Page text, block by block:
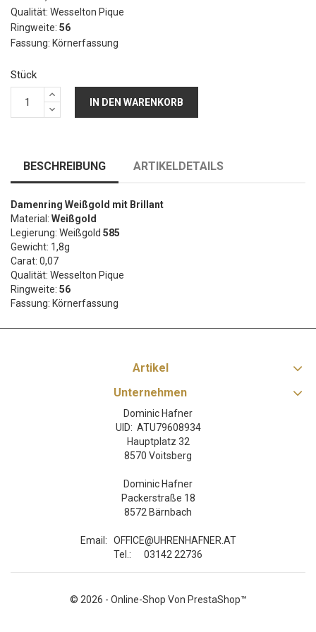
Qualität: Wesselton Pique
Ringweite: 56
Fassung: Körnerfassung
Stück
IN DEN WARENKORB
BESCHREIBUNG ARTIKELDETAILS
Damenring Weißgold mit Brillant
Material: Weißgold
Legierung: Weißgold 585
Gewicht: 1,8g
Carat: 0,07
Qualität: Wesselton Pique
Ringweite: 56
Fassung: Körnerfassung
Artikel
Unternehmen
Dominic Hafner
UID: ATU79608934
Hauptplatz 32
8570 Voitsberg
Dominic Hafner
Packerstraße 18
8572 Bärnbach
Email: OFFICE@UHRENHAFNER.AT
Tel.: 03142 22736
© 2026 - Online-Shop Von PrestaShop™